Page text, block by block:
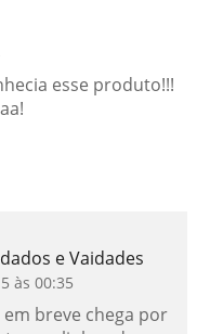
esse produto!!!
e Vaidades
às 00:35
breve chega por